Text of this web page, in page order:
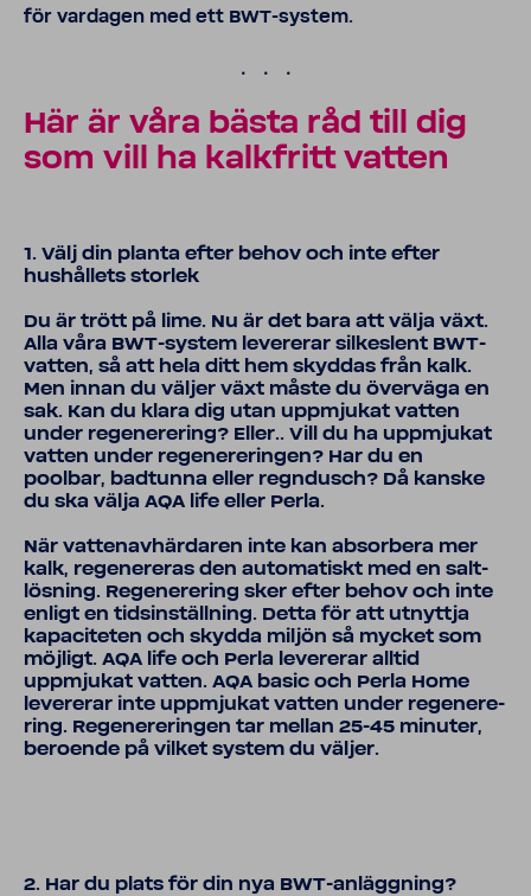
för vardagen med ett BWT-​system.
.
Här är våra bästa råd till dig
som vill ha kalk­fritt vatten
1. Välj din planta efter behov och inte efter
hushål­lets storlek
Du är trött på lime. Nu är det bara att välja växt.
Alla våra BWT-​system leve­rerar silkes­lent BWT-​
vatten, så att hela ditt hem skyddas från kalk.
Men innan du väljer växt måste du över­väga en
sak. Kan du klara dig utan uppmjukat vatten
under rege­ne­re­ring? Eller.. Vill du ha uppmjukat
vatten under rege­ne­re­ringen? Har du en
poolbar, badtunna eller regn­dusch? Då kanske
du ska välja AQA life eller Perla.
När vatten­av­här­daren inte kan absor­bera mer
kalk, rege­ne­reras den auto­ma­tiskt med en salt­
lös­ning. Rege­ne­re­ring sker efter behov och inte
enligt en tids­in­ställ­ning. Detta för att utnyttja
kapa­ci­teten och skydda miljön så mycket som
möjligt. AQA life och Perla leve­rerar alltid
uppmjukat vatten. AQA basic och Perla Home
leve­rerar inte uppmjukat vatten under rege­ne­re­
ring. Rege­ne­re­ringen tar mellan 25-45 minuter,
bero­ende på vilket system du väljer.
2. Har du plats för din nya BWT-​anläggning?